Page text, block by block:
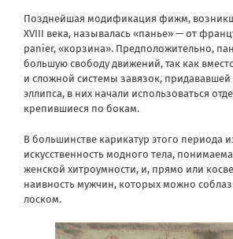
Позднейшая модификация фижм,
XVIII века, называлась «панье» — от
panier, «корзина». Предположительно,
большую свободу движений, так как
и сложной системы завязок,
эллипса, в них начали использоваться
крепившиеся по бокам.
В большинстве карикатур этого периода
искусственность модного тела,
женской хитроумности, и, прямо или
наивность мужчин, которых можно
лоском.